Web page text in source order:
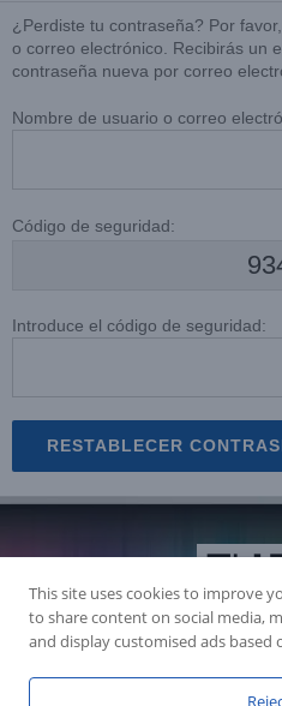
¿Perdiste tu contraseña? Por
o correo electrónico. Recibirás un
contraseña nueva por correo
Nombre de usuario o correo
Código de seguridad:
Introduce el código de seguridad:
RESTABLECER
This site uses cookies to improve
to share content on social media,
and display customised ads